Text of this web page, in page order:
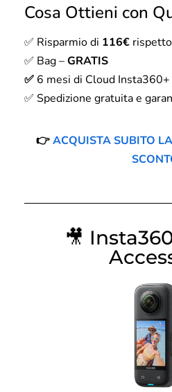
Cosa Ottieni con
✅ Risparmio di 116€
✅ Bag –GRATIS
✅ 6 mesi di Cloud Insta360+
✅ Spedizione gratuita e
👉ACQUISTA SUBITO
🎥